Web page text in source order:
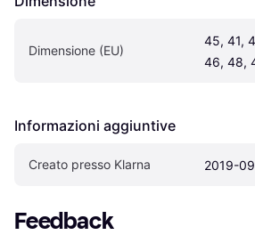
Dimensione (EU)
45, 41,
46, 48,
Informazioni aggiuntive
Creato presso Klarna 2019-
Feedback